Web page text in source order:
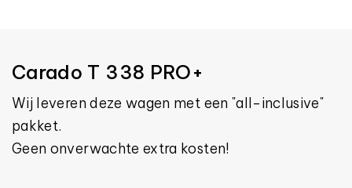
Carado T 338 PRO+
Wij leveren deze wagen met een "all-inclusive"
pakket.
Geen onverwachte extra kosten!